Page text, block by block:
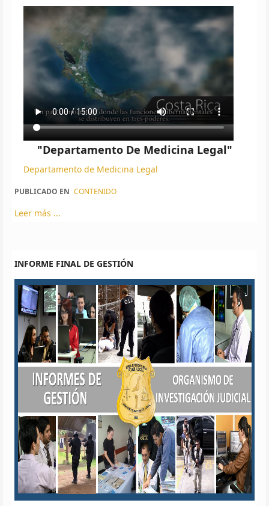
"Departamento De Medicina Legal"
Departamento de Medicina Legal
PUBLICADO EN CONTENIDO
Leer más ...
INFORME FINAL DE GESTIÓN